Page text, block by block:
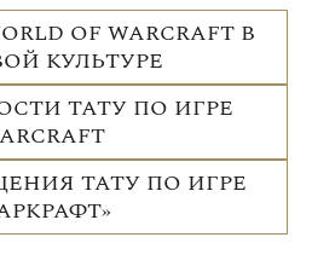
OF WARCRAFT В
КУЛЬТУРЕ
ТАТУ ПО ИГРЕ
ТАТУ ПО ИГРЕ